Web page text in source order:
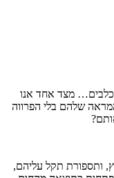
מצד אחד אנו
בלי הפרווה
תקל עליהם,